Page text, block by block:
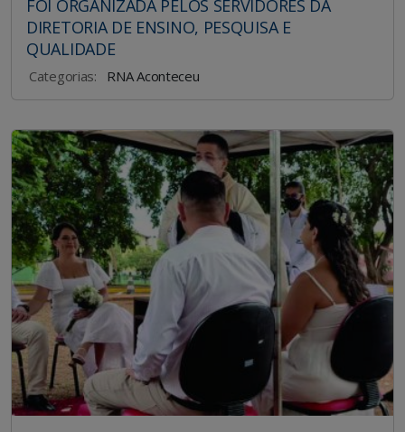
FOI ORGANIZADA PELOS SERVIDORES DA
DIRETORIA DE ENSINO, PESQUISA E
QUALIDADE
Categorias: RNA Aconteceu